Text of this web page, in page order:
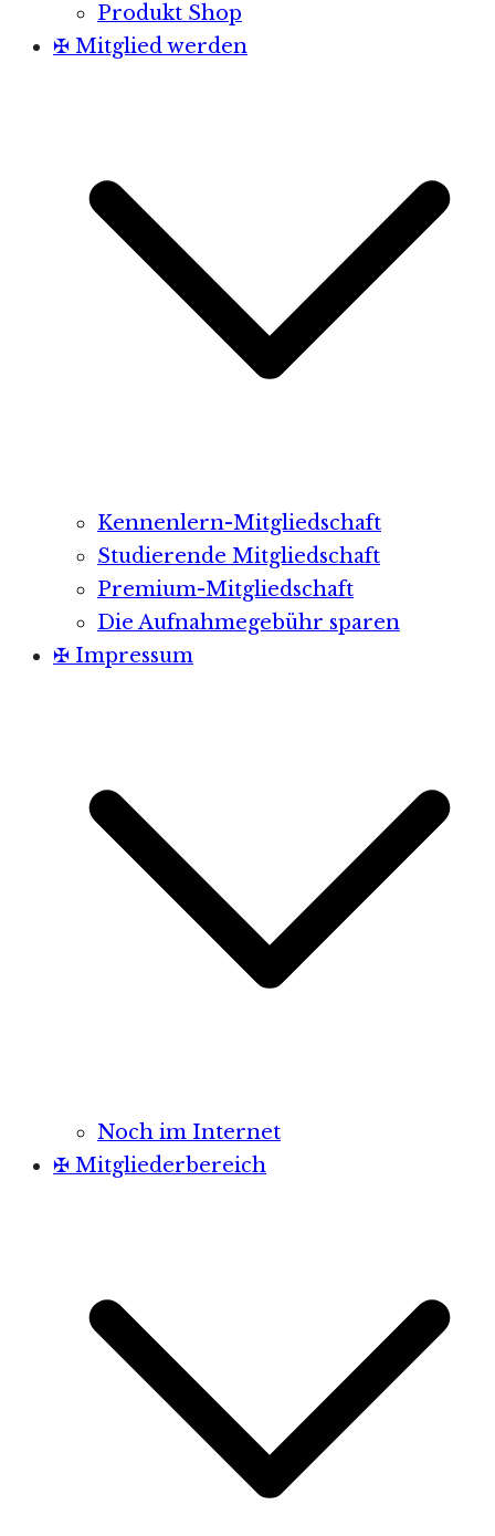
Produkt Shop
✠ Mitglied werden
Kennenlern-Mitgliedschaft
Studierende Mitgliedschaft
Premium-Mitgliedschaft
Die Aufnahmegebühr sparen
✠ Impressum
Noch im Internet
✠ Mitgliederbereich